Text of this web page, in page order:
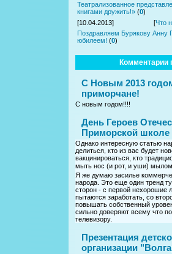
Театрализованное
книгами дружить!» (0)
[10.04.2013]
[Что
Поздравляем Бурякову Анну
юбилеем! (0)
Комментарии
С Новым 2013
приморчане!
С новым годом!!!!
День Героев
Приморской школе
Однако интересную статью
делиться, кто из вас будет
вакцинироваться, кто
мыть нос (и рот, и уши) мылом
Я же думаю засилье
народа. Это еще один тренд
сторон - с первой нехорошие
пытаются заработать, со
повышать собственный
сильно доверяют всему что
телевизору.
Презентация
организации